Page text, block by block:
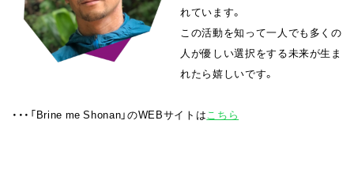
れています。
この活動を知って一人でも多くの
人が優しい選択をする未来が生ま
れたら嬉しいです。
・・・「Brine me Shonan」のWEBサイトはこちら